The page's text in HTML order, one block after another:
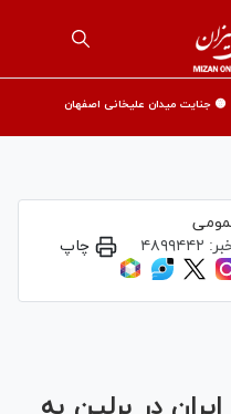
🟡 جنایت میدان علیخانی اصفهان
۴۸۹۹۴۴۲ چاپ
Video